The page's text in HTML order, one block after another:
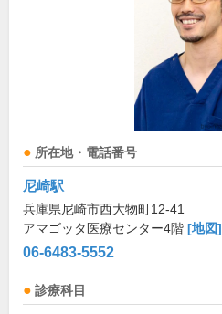
所在地・電話番号
尼崎駅
兵庫県尼崎市西大物町12-41
アマゴッタ医療センター4階 [地図]
06-6483-5552
診療科目